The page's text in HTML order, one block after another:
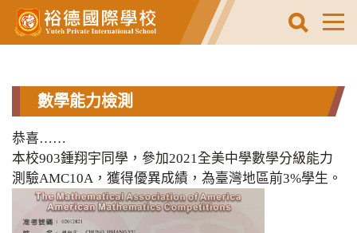
跳
到
主
區
數學能力檢測
恭喜……
本校903鍾翔宇同學，參加2021全美中學數學分級能力
測驗AMC10A，獲得優異成績，為臺灣地區前3%學生。